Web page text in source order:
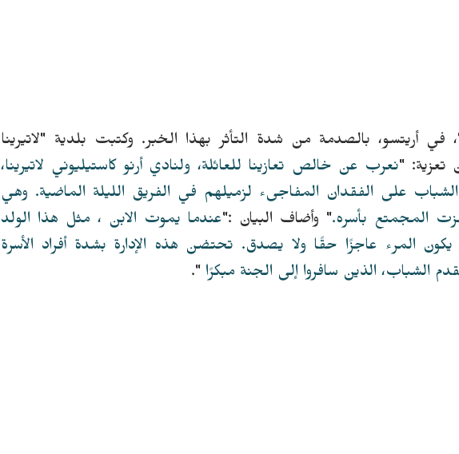
في أريتسو، بالصدمة من شدة التأثر بهذا الخبر. وكتبت بلدية "لاتيرينا
تعزية: "نعرب عن خالص تعازينا للعائلة، ولنادي أرنو كاستيليوني لاتيرينا،
على الفقدان المفاجىء لزميلهم في الفريق الليلة الماضية. وهي
المجمتع بأسره." وأضاف البيان :"عندما يموت الابن ، مثل هذا الولد
يكون المرء عاجزًا حقًا ولا يصدق. تحتضن هذه الإدارة بشدة أفراد الأسرة
الشباب، الذين سافروا إلى الجنة مبكرًا ".